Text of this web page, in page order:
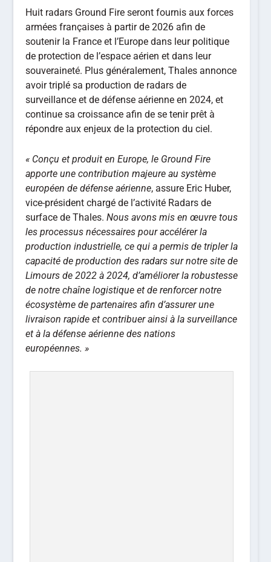
Huit radars Ground Fire seront fournis aux forces
armées françaises à partir de 2026 afin de
soutenir la France et l’Europe dans leur politique
de protection de l’espace aérien et dans leur
souveraineté. Plus généralement, Thales annonce
avoir triplé sa production de radars de
surveillance et de défense aérienne en 2024, et
continue sa croissance afin de se tenir prêt à
répondre aux enjeux de la protection du ciel.
« Conçu et produit en Europe, le Ground Fire
apporte une contribution majeure au système
européen de défense aérienne, assure Eric Huber,
vice-président chargé de l’activité Radars de
surface de Thales.Nous avons mis en œuvre tous
les processus nécessaires pour accélérer la
production industrielle, ce qui a permis de tripler la
capacité de production des radars sur notre site de
Limours de 2022 à 2024, d’améliorer la robustesse
de notre chaîne logistique et de renforcer notre
écosystème de partenaires afin d’assurer une
livraison rapide et contribuer ainsi à la surveillance
et à la défense aérienne des nations
européennes. »